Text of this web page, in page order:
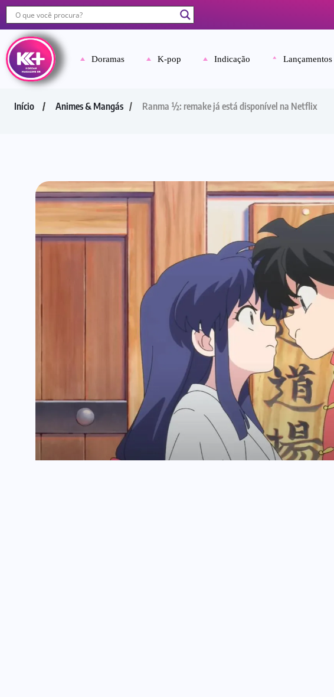
Doramas K-pop Indicação Lançamentos
Início Animes & Mangás Ranma ½: remake já está disponível na Netflix